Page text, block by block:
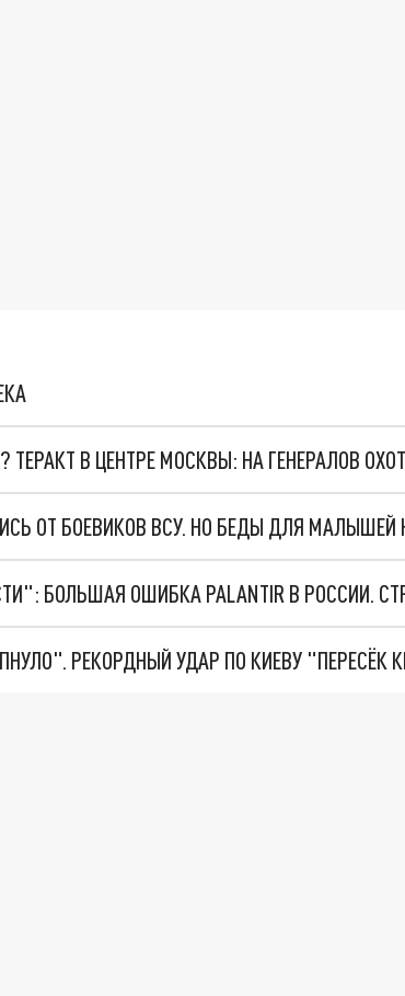
ТЕРАКТ В ЦЕНТРЕ МОСКВЫ: НА ГЕНЕРАЛОВ
ОТ БОЕВИКОВ ВСУ. НО БЕДЫ ДЛЯ МАЛЫШЕЙ